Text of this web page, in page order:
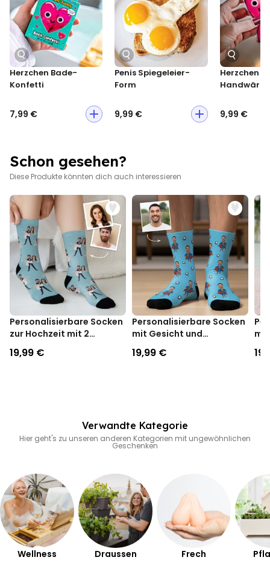
x 8 cm; L flach ausgelegt ca. 45,5 x 9 cm
Herzchen Bade-
Konfetti
7,99 €
Penis Spiegeleier-
Form
9,99 €
Herzchen
9,99 €
Schon gesehen?
Diese Produkte könnten dich auch interessieren
Personalisierbare Socken
zur Hochzeit mit 2
Gesichtern
19,99 €
Personalisierbare Socken
mit Gesicht und
Superhelden
19,99 €
Verwandte Kategorie
Hier geht's zu unseren anderen Kategorien mit ungewöhnlichen
Geschenken
Wellness Draussen Frech